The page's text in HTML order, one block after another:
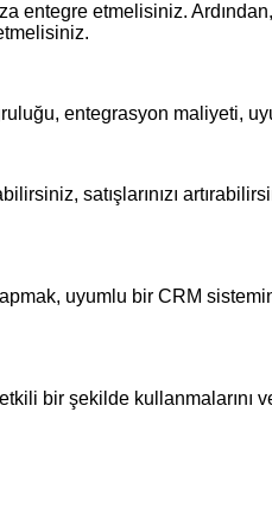
entegre etmelisiniz.
entegrasyon maliyeti,
satışlarınızı
uyumlu bir CRM
bir şekilde